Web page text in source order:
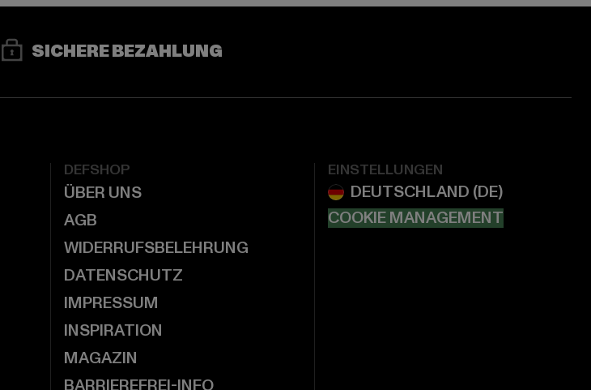
SICHERE BEZAHLUNG
DEFSHOP
ÜBER UNS
AGB
WIDERRUFSBELEHRUNG
DATENSCHUTZ
IMPRESSUM
INSPIRATION
MAGAZIN
EINSTELLUNGEN
COOKIE MANAGEMENT